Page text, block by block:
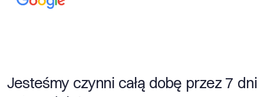
Jesteśmy czynni całą dobę przez 7 dni